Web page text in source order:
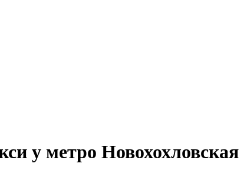
у метро Новохохловская